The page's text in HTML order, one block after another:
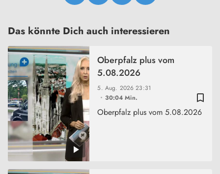
Das könnte Dich auch interessieren
bookmark_border
5. Aug. 202623:31
30:04 Min.
Oberpfalz plus vom
5.08.2026
Oberpfalz plus vom 5.08.2026